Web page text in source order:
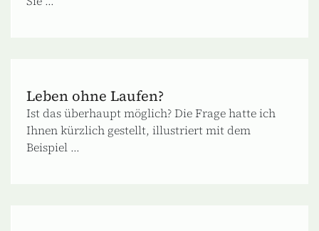
Leben ohne Laufen?
Ist das überhaupt möglich? Die Frage hatte ich
Ihnen kürzlich gestellt, illustriert mit dem
Beispiel ...